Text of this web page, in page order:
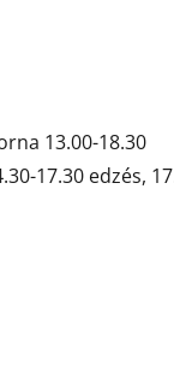
13.00-18.30
17.30 edzés,